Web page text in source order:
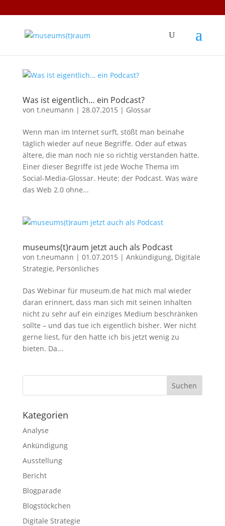
Was ist eigentlich… ein Podcast?
von t.neumann | 28.07.2015 | Glossar
Wenn man im Internet surft, stößt man beinahe
täglich wieder auf neue Begriffe. Oder auf etwas
ältere, die man noch nie so richtig verstanden hatte.
Einer dieser Begriffe ist jede Woche Thema im
Social-Media-Glossar. Heute: der Podcast. Was wäre
das Web 2.0 ohne...
museums(t)raum jetzt auch als Podcast
von t.neumann | 01.07.2015 | Ankündigung, Digitale
Strategie, Persönliches
Das Webinar für museum.de hat mich mal wieder
daran erinnert, dass man sich mit seinen Inhalten
nicht zu sehr auf ein einziges Medium beschränken
sollte – und das tue ich eigentlich bisher. Wer nicht
gerne liest, für den hatte ich bis jetzt wenig zu
bieten. Da...
Kategorien
Analyse
Ankündigung
Ausstellung
Bericht
Blogparade
Blogstöckchen
Digitale Strategie